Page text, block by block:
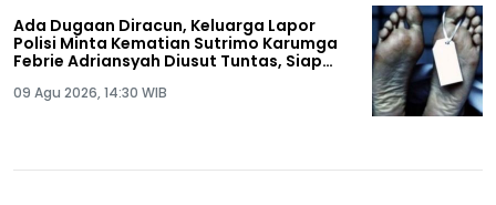
Ada Dugaan Diracun, Keluarga Lapor
Polisi Minta Kematian Sutrimo Karumga
Febrie Adriansyah Diusut Tuntas, Siap
09 Agu 2026, 14:30 WIB